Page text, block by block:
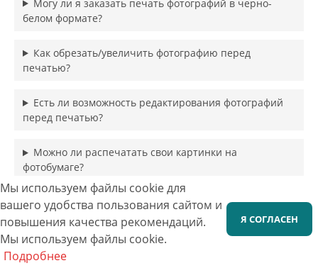
Могу ли я заказать печать фотографий в черно-
белом формате?
Как обрезать/увеличить фотографию перед
печатью?
Есть ли возможность редактирования фотографий
перед печатью?
Можно ли распечатать свои картинки на
фотобумаге?
Какие способы оплаты принимаются?
Какую информацию нужно предоставить для
заказа?
Мы используем файлы cookie для
вашего удобства пользования сайтом и
повышения качества рекомендаций.
Мы используем файлы cookie.
Подробнее
Я СОГЛАСЕН